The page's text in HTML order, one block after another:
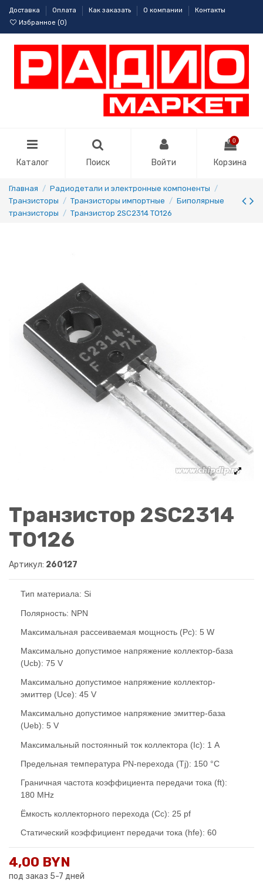
Доставка Оплата Как заказать О компании
Контакты
Избранное (0)
Каталог Поиск Войти
0
Корзина
Главная
Радиодетали и электронные компоненты
Транзисторы
Транзисторы импортные
Биполярные
транзисторы
Транзистор 2SC2314 TO126
Транзистор 2SC2314
TO126
Артикул: 260127
Тип материала: Si
Полярность: NPN
Максимальная рассеиваемая мощность (Pc): 5 W
Макcимально допустимое напряжение коллектор-база
(Ucb): 75 V
Макcимально допустимое напряжение коллектор-
эмиттер (Uce): 45 V
Макcимально допустимое напряжение эмиттер-база
(Ueb): 5 V
Макcимальный постоянный ток коллектора (Ic): 1 A
Предельная температура PN-перехода (Tj): 150 °C
Граничная частота коэффициента передачи тока (ft):
180 MHz
Ёмкость коллекторного перехода (Cc): 25 pf
Статический коэффициент передачи тока (hfe): 60
4,00 BYN
под заказ 5-7 дней